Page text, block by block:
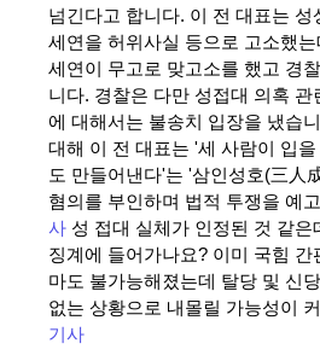
넘긴다고 합니다. 이 전 대표는
세연을 허위사실 등으로 고소했
세연이 무고로 맞고소를 했고 경
니다. 경찰은 다만 성접대 의혹 관
에 대해서는 불송치 입장을 냈습
대해 이 전 대표는 '세 사람이 입을
도 만들어낸다'는 '삼인성호(三人
혐의를 부인하며 법적 투쟁을 예
사 성 접대 실체가 인정된 것 같
징계에 들어가나요? 이미 국힘 간
마도 불가능해졌는데 탈당 및 신
없는 상황으로 내몰릴 가능성이
기사